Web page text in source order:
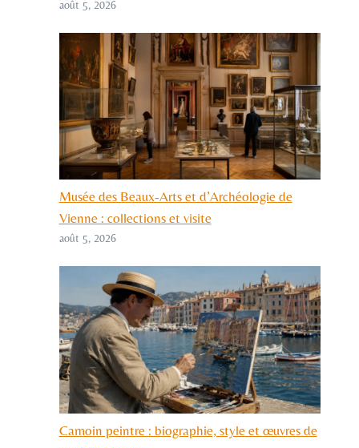
août 5, 2026
Musée des Beaux-Arts et d’Archéologie de
Vienne : collections et visite
août 5, 2026
Camoin peintre : biographie, style et œuvres de